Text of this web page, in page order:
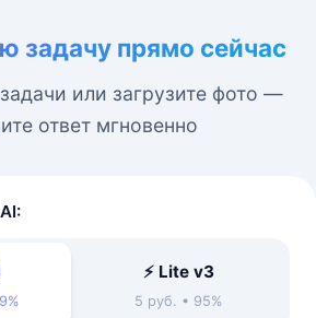
задачу прямо сейчас
или загрузите фото —
ответ мгновенно
⚡ Lite v3
5 руб. • 95%